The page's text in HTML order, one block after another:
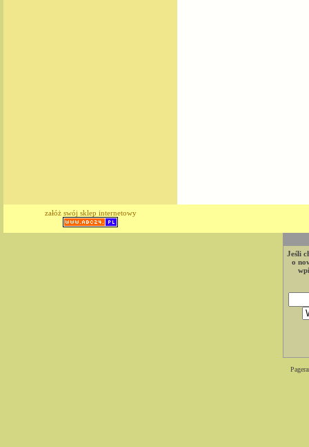
załóż swój sklep internetowy
Jeśli
o